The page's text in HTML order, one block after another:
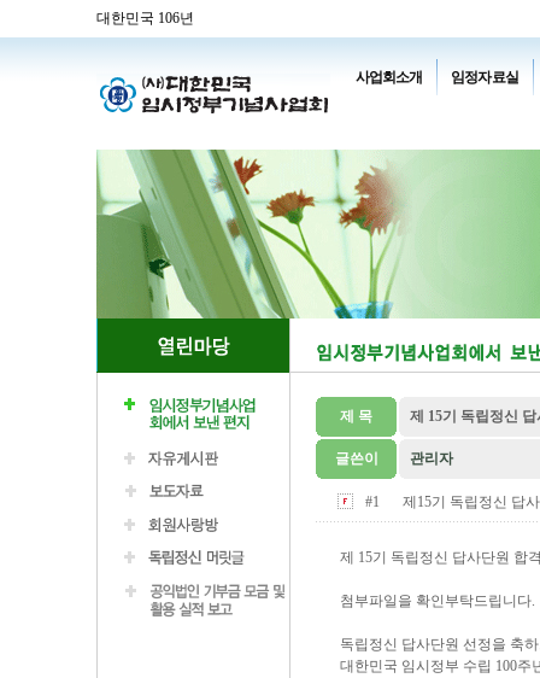
대한민국 106년
사업회소개 임정자료실
제 목 제 15기 독립정신
글쓴이 관리자
#1 제15기 독립정신 답
제 15기 독립정신 답사단원 합
첨부파일을 확인부탁드립니다.
독립정신 답사단원 선정을 축
대한민국 임시정부 수립 100주